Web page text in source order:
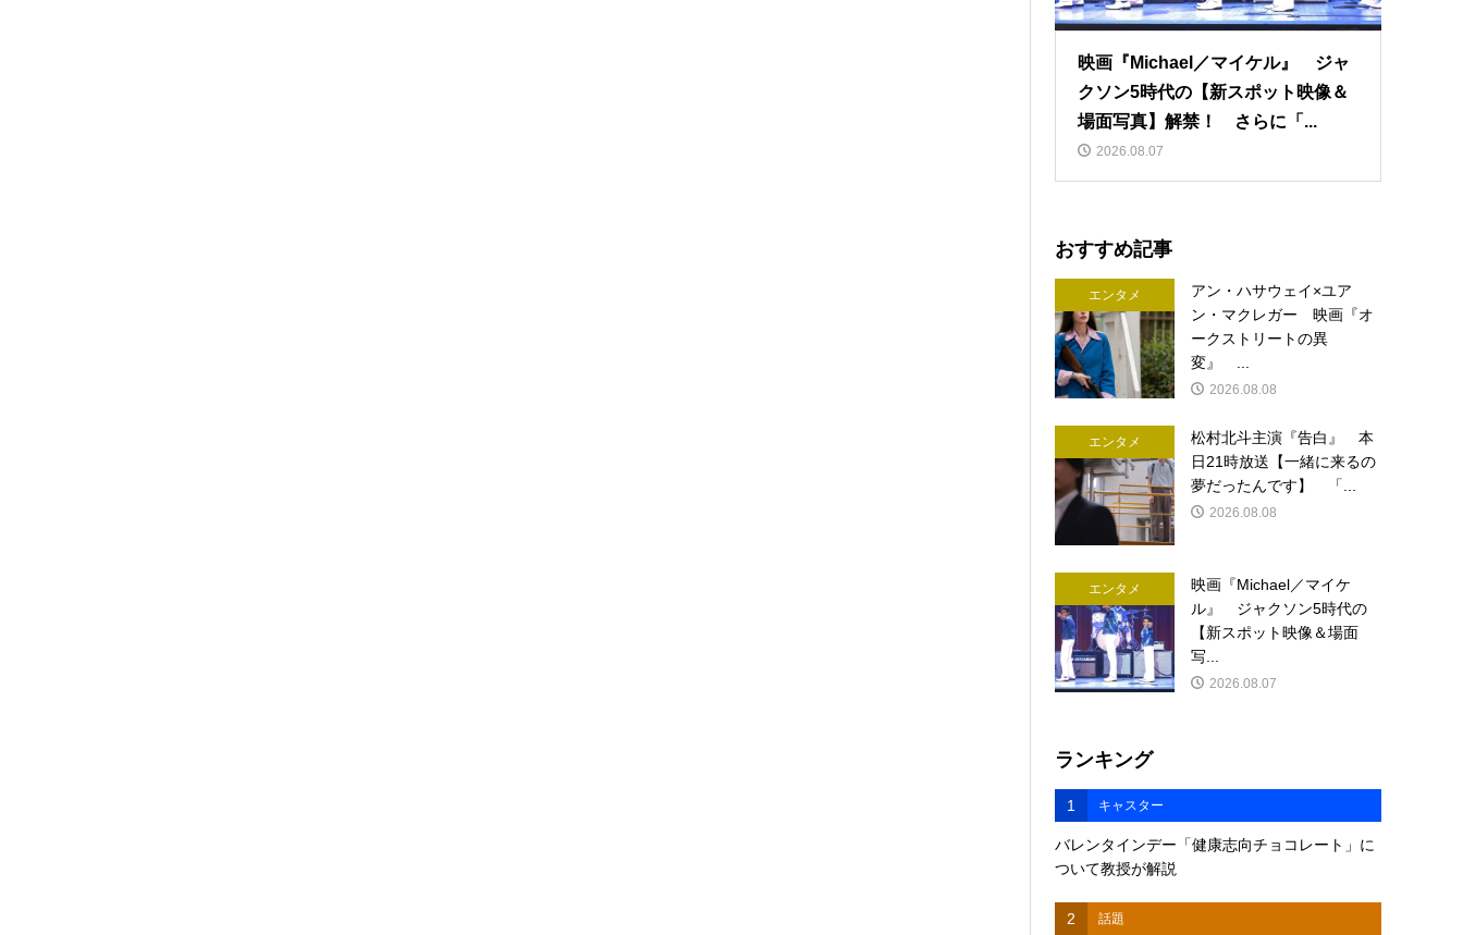
映画『Michael／マイケル』 ジャ
クソン5時代の【新スポット映像＆
場面写真】解禁！ さらに「...
2026.08.07
おすすめ記事
エンタメ
アン・ハサウェイ×ユア
ン・マクレガー 映画『オ
ークストリートの異
変』 ...
2026.08.08
エンタメ
松村北斗主演『告白』 本
日21時放送【一緒に来るの
夢だったんです】 「...
2026.08.08
エンタメ
映画『Michael／マイケ
ル』 ジャクソン5時代の
【新スポット映像＆場面
写...
2026.08.07
ランキング
1 キャスター
バレンタインデー「健康志向チョコレート」に
ついて教授が解説
2 話題